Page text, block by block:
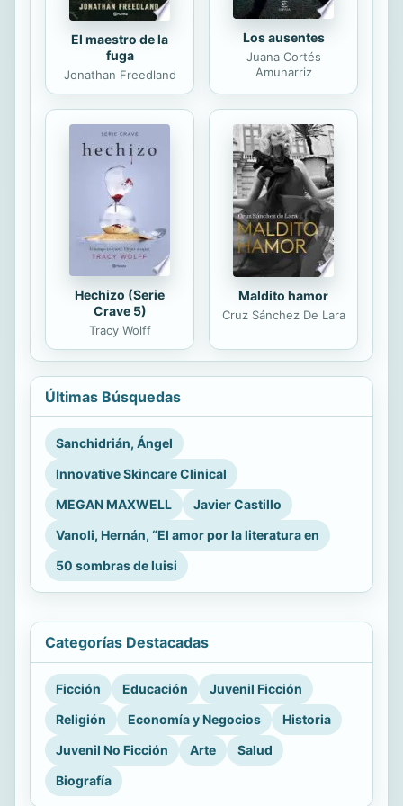
El maestro de la
fuga
Jonathan Freedland
Los ausentes
Juana Cortés
Amunarriz
Hechizo (Serie
Crave 5)
Tracy Wolff
Maldito hamor
Cruz Sánchez De Lara
Últimas Búsquedas
Sanchidrián, Ángel
Innovative Skincare Clinical
MEGAN MAXWELL
Javier Castillo
Vanoli, Hernán, “El amor por la literatura en
50 sombras de luisi
Categorías Destacadas
Ficción Educación
Juvenil Ficción
Religión
Economía y Negocios
Historia
Juvenil No Ficción
Arte
Salud
Biografía